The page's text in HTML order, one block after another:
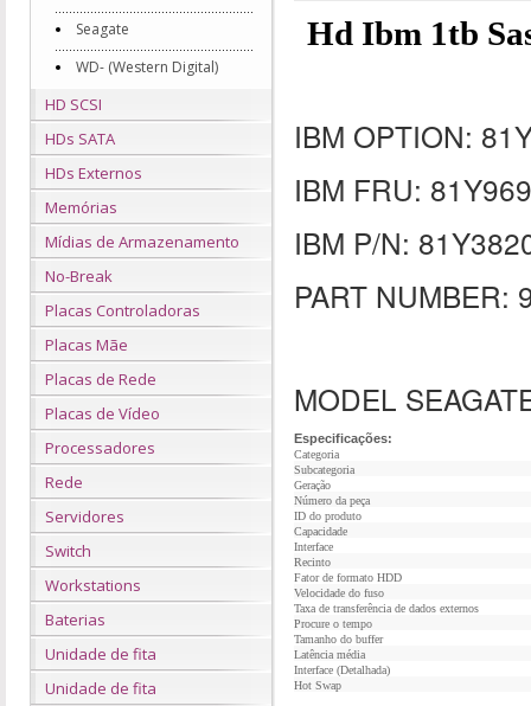
Seagate
WD- (Western Digital)
HD SCSI
HDs SATA
HDs Externos
Memórias
Mídias de Armazenamento
No-Break
Placas Controladoras
Placas Mãe
Placas de Rede
Placas de Vídeo
Processadores
Rede
Servidores
Switch
Workstations
Baterias
Unidade de fita
Unidade de fita
Hd Ibm 1tb
IBM OPTION:
IBM FRU:
IBM P/N:
PART NUMBER:
MODEL
Especificações:
Categoria
Subcategoria
Geração
Número da peça
ID do produto
Capacidade
Interface
Recinto
Fator de formato HDD
Velocidade do fuso
Taxa de transferência de dados externos
Procure o tempo
Tamanho do buffer
Latência média
Interface (Detalhada)
Hot Swap